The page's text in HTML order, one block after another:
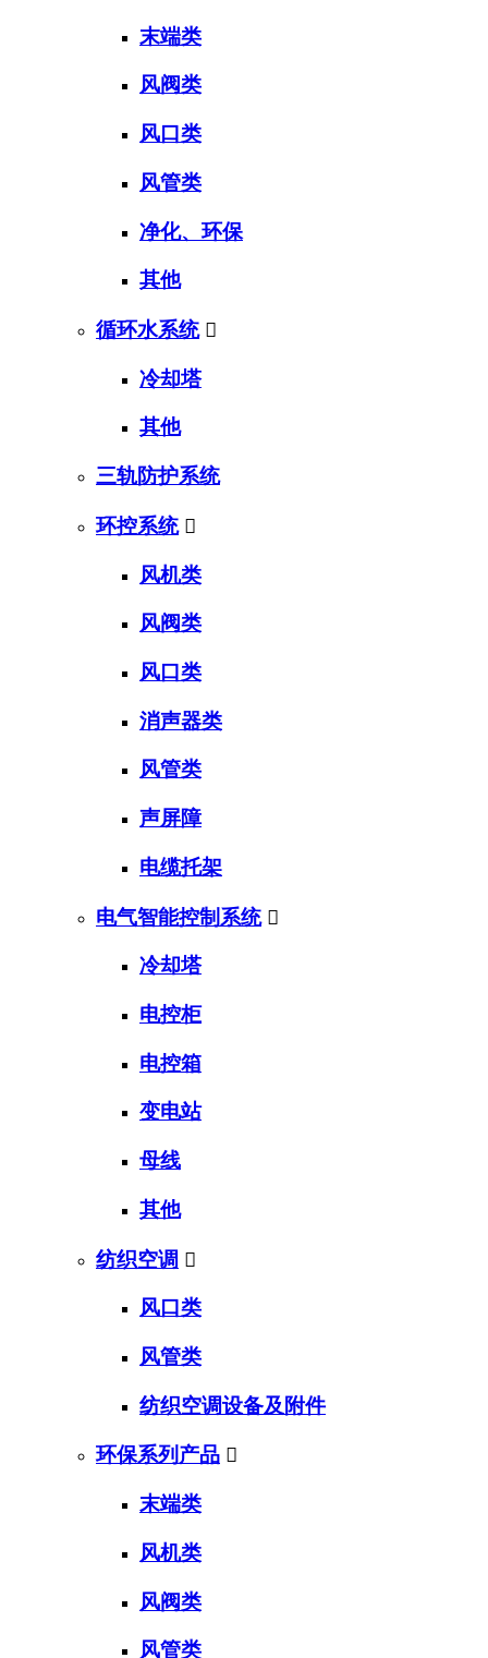
末端类
风阀类
风口类
风管类
净化、环保
其他
循环水系统 
冷却塔
其他
三轨防护系统
环控系统 
风机类
风阀类
风口类
消声器类
风管类
声屏障
电缆托架
电气智能控制系统 
冷却塔
电控柜
电控箱
变电站
母线
其他
纺织空调 
风口类
风管类
纺织空调设备及附件
环保系列产品 
末端类
风机类
风阀类
风管类